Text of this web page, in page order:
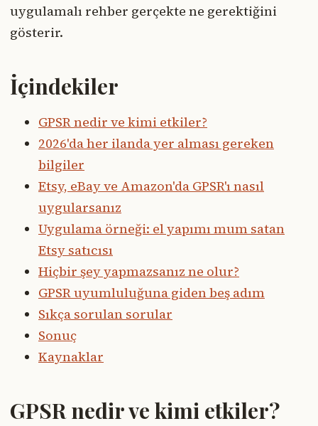
uygulamalı rehber gerçekte ne gerektiğini
gösterir.
İçindekiler
GPSR nedir ve kimi etkiler?
2026'da her ilanda yer alması gereken
bilgiler
Etsy, eBay ve Amazon'da GPSR'ı nasıl
uygularsanız
Uygulama örneği: el yapımı mum satan
Etsy satıcısı
Hiçbir şey yapmazsanız ne olur?
GPSR uyumluluğuna giden beş adım
Sıkça sorulan sorular
Sonuç
Kaynaklar
GPSR nedir ve kimi etkiler?